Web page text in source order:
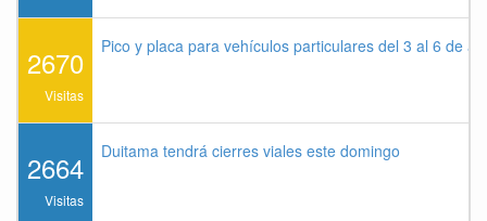
2670
Visitas
Pico y placa para vehículos particulares del 3 al 6 de
2664
Visitas
Duitama tendrá cierres viales este domingo